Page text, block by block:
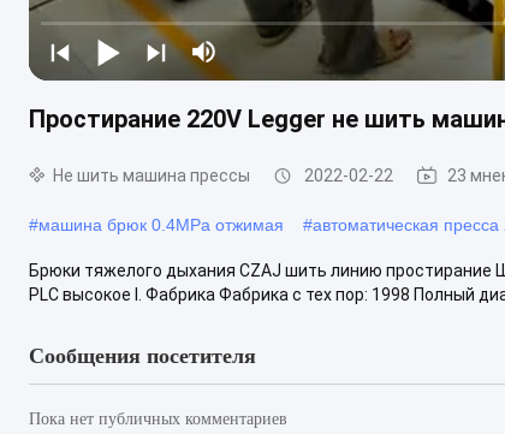
Простирание 220V Legger не шить
Не шить машина прессы 2022-02-22 23
#машина брюк 0.4MPa отжимая #автоматическая
Брюки тяжелого дыхания CZAJ шить линию
PLC высокое I. Фабрика Фабрика с тех пор: 1998 Полный
Сообщения посетителя
Пока нет публичных комментариев